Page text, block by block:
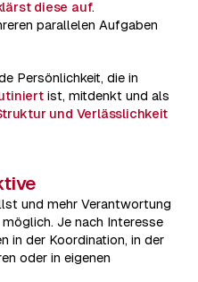
diese auf.
parallelen Aufgaben
Persönlichkeit, die in
ist, mitdenkt und als
und Verlässlichkeit
und mehr Verantwortung
Je nach Interesse
in der Koordination, in der
oder in eigenen